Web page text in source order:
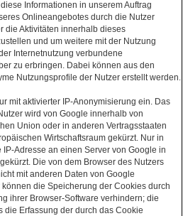
Informationen in unserem Auftrag
Onlineangebotes durch die Nutzer
die Aktivitäten innerhalb dieses
und um weitere mit der Nutzung
Internetnutzung verbundene
zu erbringen. Dabei können aus den
Nutzungsprofile der Nutzer erstellt werden.
mit aktivierter IP-Anonymisierung ein. Das
wird von Google innerhalb von
Union oder in anderen Vertragsstaaten
Wirtschaftsraum gekürzt. Nur in
Adresse an einen Server von Google in
Die von dem Browser des Nutzers
mit anderen Daten von Google
die Speicherung der Cookies durch
ihrer Browser-Software verhindern; die
die Erfassung der durch das Cookie